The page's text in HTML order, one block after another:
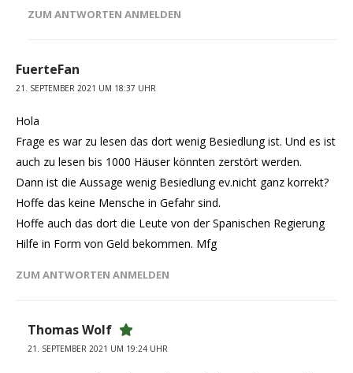
ZUM ANTWORTEN ANMELDEN
FuerteFan
21. SEPTEMBER 2021 UM 18:37 UHR
Hola
Frage es war zu lesen das dort wenig Besiedlung ist. Und es ist
auch zu lesen bis 1000 Häuser könnten zerstört werden.
Dann ist die Aussage wenig Besiedlung ev.nicht ganz korrekt?
Hoffe das keine Mensche in Gefahr sind.
Hoffe auch das dort die Leute von der Spanischen Regierung
Hilfe in Form von Geld bekommen. Mfg
ZUM ANTWORTEN ANMELDEN
Thomas Wolf
21. SEPTEMBER 2021 UM 19:24 UHR